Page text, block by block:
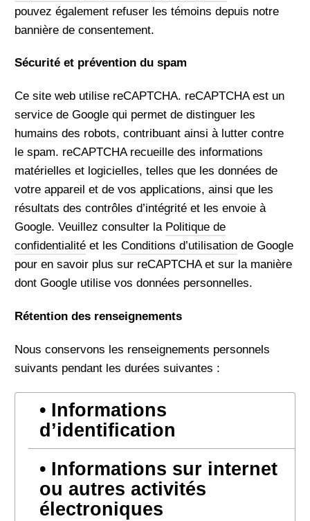
pouvez également refuser les témoins depuis notre
bannière de consentement.
Sécurité et prévention du spam
Ce site web utilise reCAPTCHA. reCAPTCHA est un
service de Google qui permet de distinguer les
humains des robots, contribuant ainsi à lutter contre
le spam. reCAPTCHA recueille des informations
matérielles et logicielles, telles que les données de
votre appareil et de vos applications, ainsi que les
résultats des contrôles d’intégrité et les envoie à
Google. Veuillez consulter la Politique de
confidentialitéet les Conditions d’utilisationde Google
pour en savoir plus sur reCAPTCHA et sur la manière
dont Google utilise vos données personnelles.
Rétention des renseignements
Nous conservons les renseignements personnels
suivants pendant les durées suivantes :
Informations
d’identification
Informations sur internet
ou autres activités
électroniques